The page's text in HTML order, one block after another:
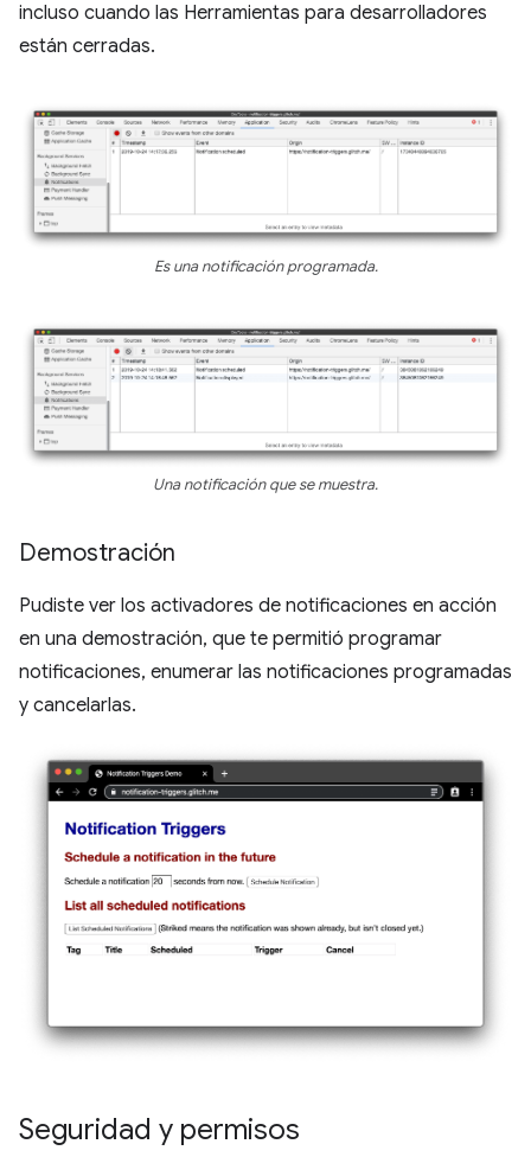
incluso cuando las Herramientas para desarrolladores
están cerradas.
Es una notificación programada.
Una notificación que se muestra.
Demostración
Pudiste ver los activadores de notificaciones en acción
en una demostración, que te permitió programar
notificaciones, enumerar las notificaciones programadas
y cancelarlas.
Seguridad y permisos